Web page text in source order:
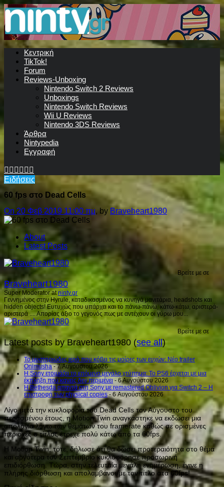
Κεντρική
TikTok!
Forum
Reviews-Unboxing
Nintendo Switch 2 Reviews
Unboxings
Nintendo Switch Reviews
Wii U Reviews
Nintendo 3DS Reviews
Άρθρα
Nintypedia
Εγγραφή
Ειδήσεις
60 fps στο Dead Cells
On 20 Φεβ 2019 11:00 πμ, by Braveheart1980
About
Latest Posts
Βρείτε με σε
Braveheart1980
Super Moderatorat ninty.gr
Γεννημένος στην Hyrule, καταδικασμένος να κυνηγά μανιτάρια, headshots και
hidden objects! Ευτυχώς που υπάρχει και το πάνω-πάνω, κάτω-κάτω, αριστερά-
αριστερά .... Απορίας άξιο το γεγονός πως με αντέχουν οι γύρω μου...
Βρείτε με σε
Latest posts by Braveheart1980 (see all)
Το μυστηριώδες ιερό που κόβει τις μοίρες των ευχών: Νέο trailer
Onimusha- 7 Αυγούστου 2026
Η Sony ετοιμάζει το επόμενο μεγάλο χτύπημα: Το PS6 έρχεται με μια
έκπληξη που κανείς δεν περιμένει - 6 Αυγούστου 2026
Η Bethesda απαντά στη Sony με remastered Oblivion για Switch 2 – Η
επιστροφή των physical copies - 6 Αυγούστου 2026
Λίγο μετά την κυκλοφορία του Dead Cells τον Αύγουστο του
περασμένου έτους, η Motion Twin αναγκάστηκε να εκδώσει μια
απολογία λόγω των θεμάτων του framerate καθώς σε ορισμένες
περιοχές o τίτλος έτρεχε πολύ κάτω από τα 60fps.
Η Motion Twin, τότε, δήλωσε ότι θα δώσει προτεραιότητα στο θέμα
και αργότερα τον Σεπτέμβριο κυκλοφόρησε προσωρινή
επιδιόρθωση. Τώρα, στην τελευταία μεγάλη ενημέρωση, έγινε η
πλήρης διόρθωση και απολαμβάνουμε τον τίτλο στα 60fps!